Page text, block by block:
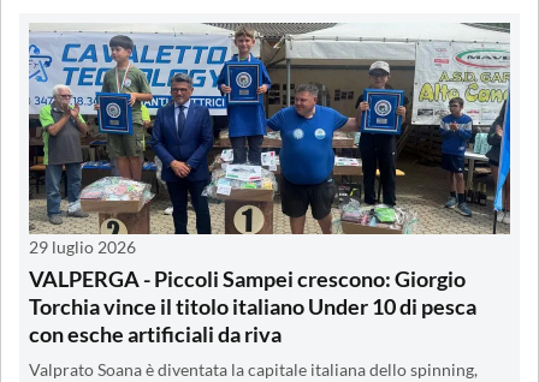
29 luglio 2026
VALPERGA - Piccoli Sampei crescono: Giorgio
Torchia vince il titolo italiano Under 10 di pesca
con esche artificiali da riva
Valprato Soana è diventata la capitale italiana dello spinning,